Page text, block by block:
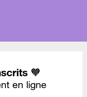
🧡
en ligne